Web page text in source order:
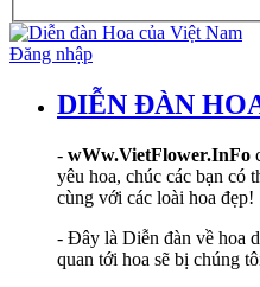
Đăng nhập
DIỄN ĐÀN
- wWw.VietFlower.InFo
yêu hoa, chúc các bạn có
cùng với các loài hoa đẹp!
- Đây là Diễn đàn về hoa
quan tới hoa sẽ bị chúng